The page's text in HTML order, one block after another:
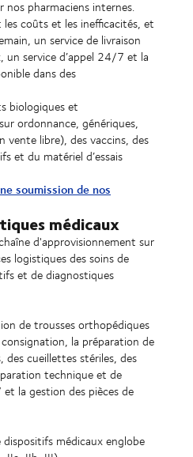
pharmaciens internes.
les coûts et les inefficacités, et
un service de livraison
un service d’appel 24/7 et la
dans des
biologiques et
ordonnance, génériques,
libre), des vaccins, des
et du matériel d’essais
soumission de nos
médicaux
d'approvisionnement sur
logistiques des soins de
et de diagnostiques
de trousses orthopédiques
la préparation de
des cueillettes stériles, des
technique et de
la gestion des pièces de
médicaux englobe